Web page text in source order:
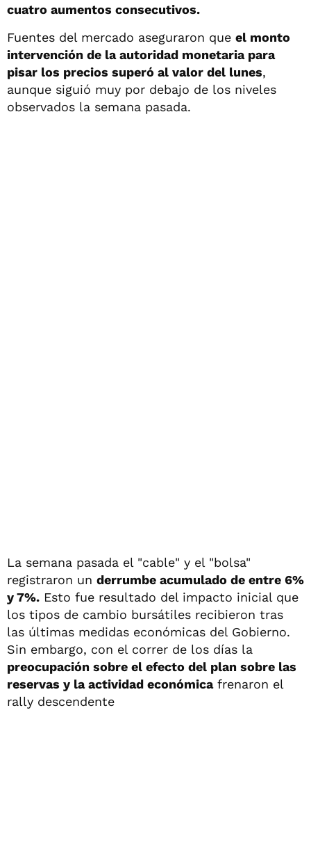
cuatro aumentos consecutivos.
Fuentes del mercado aseguraron que el monto
intervención de la autoridad monetaria para
pisar los precios superó al valor del lunes,
aunque siguió muy por debajo de los niveles
observados la semana pasada.
La semana pasada el "cable" y el "bolsa"
registraron un derrumbe acumulado de entre 6%
y 7%. Esto fue resultado del impacto inicial que
los tipos de cambio bursátiles recibieron tras
las últimas medidas económicas del Gobierno.
Sin embargo, con el correr de los días la
preocupación sobre el efecto del plan sobre las
reservas y la actividad económicafrenaron el
rally descendente